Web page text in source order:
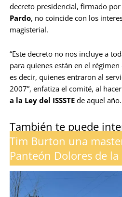
decreto presidencial, firmado por
Pardo, no coincide con los
magisterial.
“Este decreto no nos incluye a
para quienes están en el
es decir, quienes entraron al
2007”, enfatiza el comité, al
a la Ley del ISSSTE de aquel año.
También te puede
Tim Burton una
Panteón Dolores de la